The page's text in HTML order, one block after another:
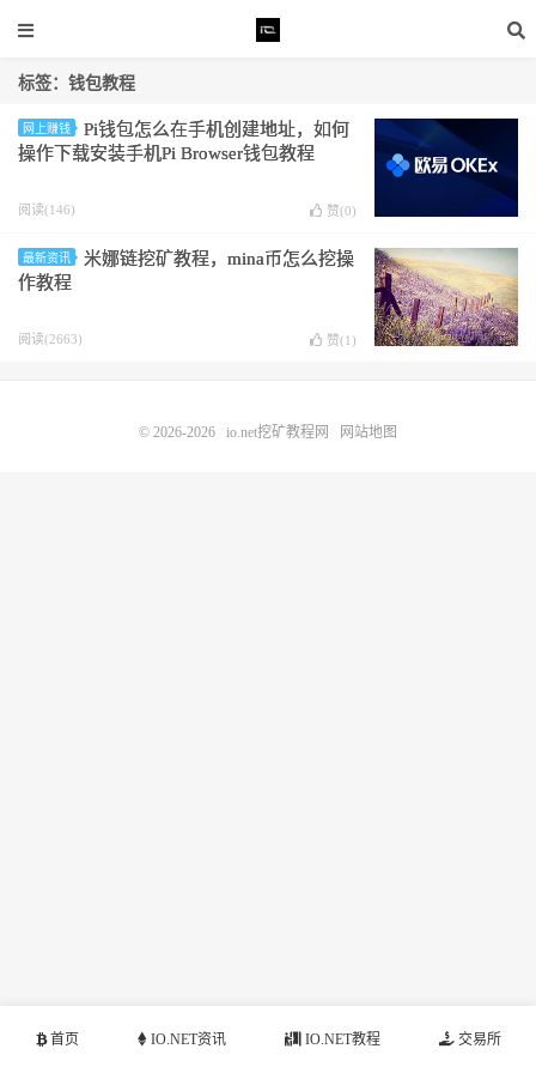
标签：钱包教程
网上赚钱
Pi钱包怎么在手机创建地址，如何
操作下载安装手机Pi Browser钱包教程
阅读(146) 赞(0)
最新资讯
米娜链挖矿教程，mina币怎么挖操
作教程
阅读(2663) 赞(1 )
首页 IO.NET资讯 IO.NET教程 交易所
© 2026-2026 io.net挖矿教程网 网站地图